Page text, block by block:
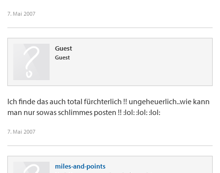
7. Mai 2007
Guest
Guest
Ich finde das auch total fürchterlich !! ungeheuerlich..wie kann
man nur sowas schlimmes posten !! :lol: :lol: :lol:
7. Mai 2007
miles-and-points